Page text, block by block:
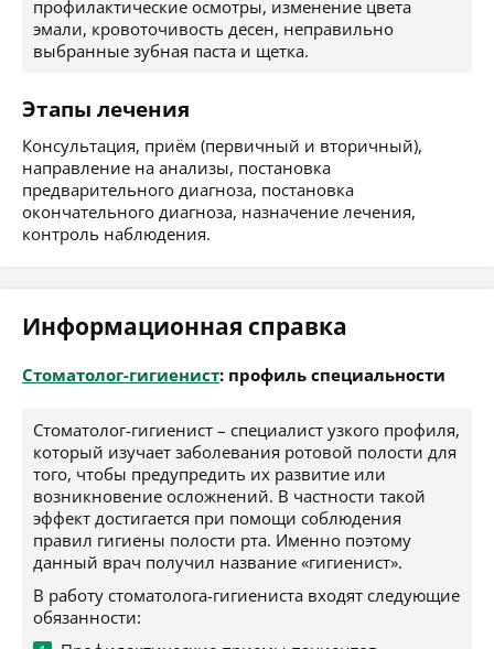
профилактические осмотры, изменение цвета
эмали, кровоточивость десен, неправильно
выбранные зубная паста и щетка.
Этапы лечения
Консультация, приём (первичный и вторичный),
направление на анализы, постановка
предварительного диагноза, постановка
окончательного диагноза, назначение лечения,
контроль наблюдения.
Информационная справка
Стоматолог-гигиенист: профиль специальности
Стоматолог-гигиенист – специалист узкого профиля,
который изучает заболевания ротовой полости для
того, чтобы предупредить их развитие или
возникновение осложнений. В частности такой
эффект достигается при помощи соблюдения
правил гигиены полости рта. Именно поэтому
данный врач получил название «гигиенист».
В работу стоматолога-гигиениста входят следующие
обязанности: